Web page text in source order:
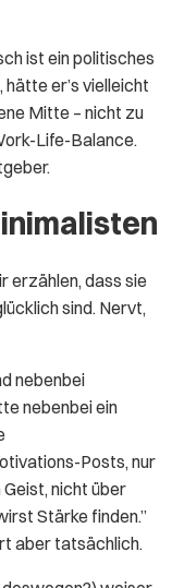
ist ein politisches
er’s vielleicht
Mitte – nicht zu
Life-Balance.
erzählen, dass sie
sind. Nervt,
nebenbei
nebenbei ein
Posts, nur
nicht über
Stärke finden.”
aber tatsächlich.